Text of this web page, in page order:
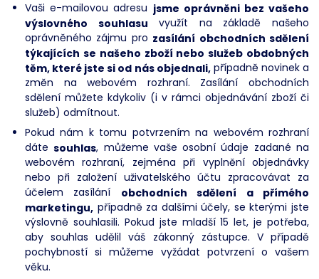
Vaši e-mailovou adresu jsme oprávněni bez vašeho
výslovného souhlasu využít na základě našeho
oprávněného zájmu pro zasílání obchodních sdělení
týkajících se našeho zboží nebo služeb obdobných
těm, které jste si od nás objednali,případně novinek a
změn na webovém rozhraní. Zasílání obchodních
sdělení můžete kdykoliv (i v rámci objednávání zboží či
služeb) odmítnout.
Pokud nám k tomu potvrzením na webovém rozhraní
dátesouhlas, můžeme vaše osobní údaje zadané na
webovém rozhraní, zejména při vyplnění objednávky
nebo při založení uživatelského účtu zpracovávat za
účelem zasílání obchodních sdělení a přímého
marketingu, případně za dalšími účely, se kterými jste
výslovně souhlasili. Pokud jste mladší 15 let, je potřeba,
aby souhlas udělil váš zákonný zástupce. V případě
pochybností si můžeme vyžádat potvrzení o vašem
věku.